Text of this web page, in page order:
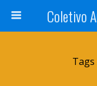
Coletivo
Tags